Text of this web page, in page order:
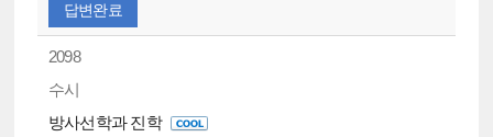
답변완료
2098
수시
방사선학과 진학